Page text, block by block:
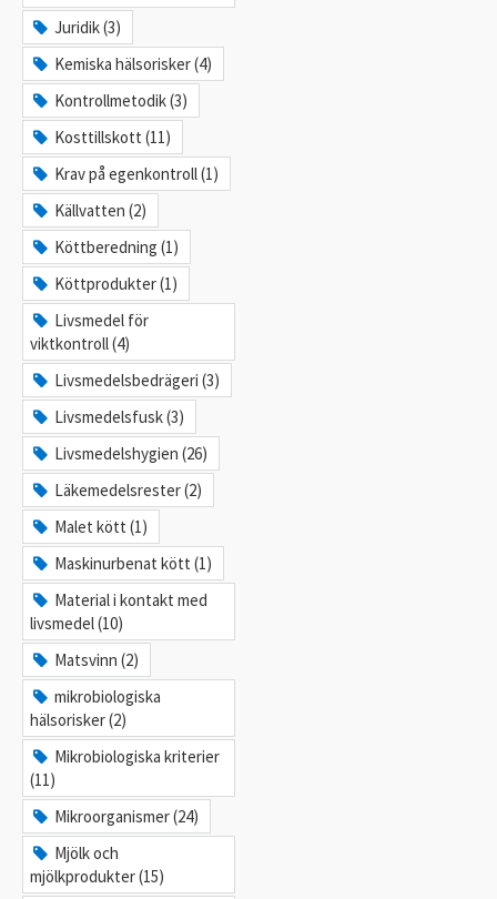
Juridik (3)
Kemiska hälsorisker (4)
Kontrollmetodik (3)
Kosttillskott (11)
Krav på egenkontroll (1)
Källvatten (2)
Köttberedning (1)
Köttprodukter (1)
Livsmedel för
viktkontroll (4)
Livsmedelsbedrägeri (3)
Livsmedelsfusk (3)
Livsmedelshygien (26)
Läkemedelsrester (2)
Malet kött (1)
Maskinurbenat kött (1)
Material i kontakt med
livsmedel (10)
Matsvinn (2)
mikrobiologiska
hälsorisker (2)
Mikrobiologiska kriterier
(11)
Mikroorganismer (24)
Mjölk och
mjölkprodukter (15)